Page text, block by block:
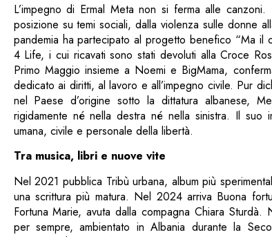
L’impegno di Ermal Meta non si ferma alle
posizione su temi sociali, dalla violenza sulle donne
pandemia ha partecipato al progetto benefico “Ma il
4 Life, i cui ricavati sono stati devoluti alla Croce
Primo Maggio insieme a Noemi e BigMama,
dedicato ai diritti, al lavoro e all’impegno civile. Pur
nel Paese d’origine sotto la dittatura albanese,
rigidamente né nella destra né nella sinistra. Il suo
umana, civile e personale della libertà.
Tra musica, libri e nuove vite
Nel 2021 pubblica Tribù urbana, album più
una scrittura più matura. Nel 2024 arriva Buona
Fortuna Marie, avuta dalla compagna Chiara
per sempre, ambientato in Albania durante la